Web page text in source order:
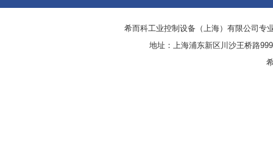
希而科工业控制设备（上海）有限公司专
地址：上海浦东新区川沙王桥路